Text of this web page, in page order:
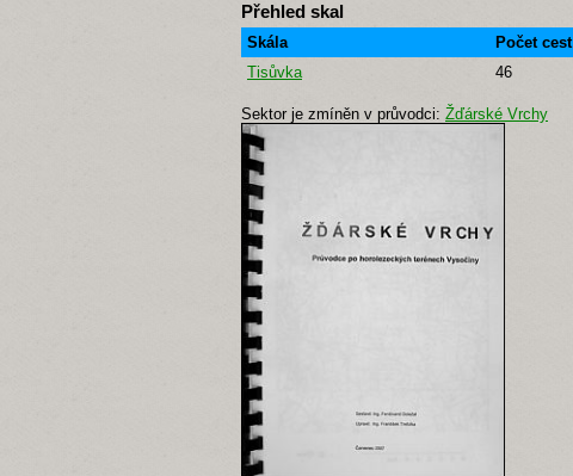
Přehled skal
Skála
Počet cest
Tisůvka
46
Sektor je zmíněn v průvodci: Žďárské Vrchy